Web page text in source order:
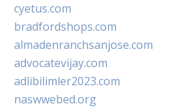
cyetus.com
bradfordshops.com
almadenranchsanjose.com
advocatevijay.com
adlibilimler2023.com
naswwebed.org